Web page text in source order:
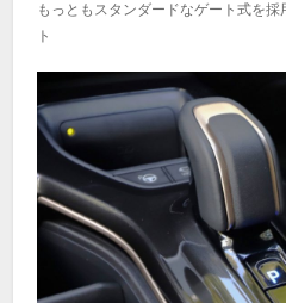
もっともスタンダードなゲート式を
ト